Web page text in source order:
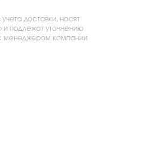
доставки, носят
подлежат уточнению
менеджером компании